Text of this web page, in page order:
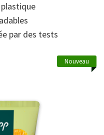
Nouveau
par des tests